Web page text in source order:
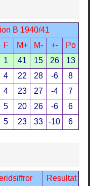
B 1940/41
F M+ M- +-
Po
1 41 15 26
13
4 22 28 -6
8
4 23 27 -4
7
5 20 26 -6
6
5 23 33 -10 6
Resultat